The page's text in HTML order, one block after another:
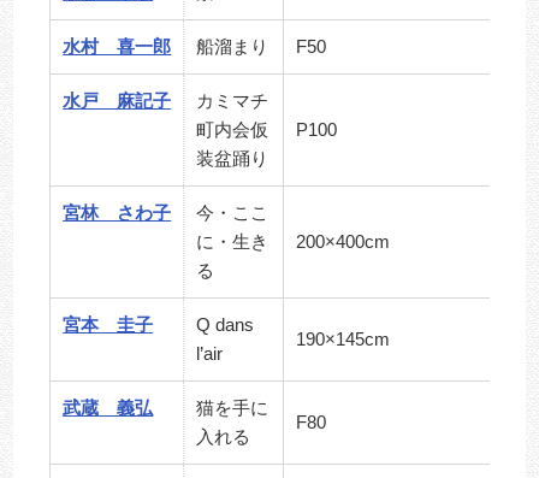
水村 喜一郎 船溜まり F50
水戸 麻記子
カミマチ
町内会仮
装盆踊り
P100
宮林 さわ子
今・ここ
に・生き
る
200×400cm
宮本 圭子
Q dans
l’air
190×145cm
武蔵 義弘
猫を手に
入れる
F80